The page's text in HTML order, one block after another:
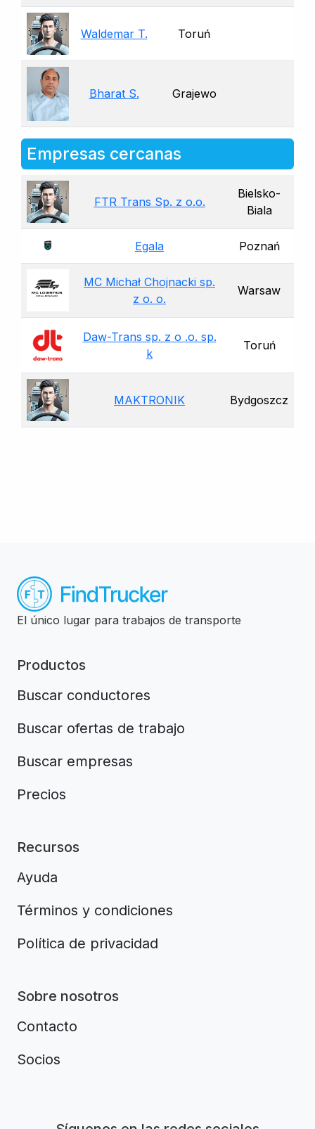
Waldemar T. Toruń
Bharat S. Grajewo
Empresas cercanas
FTR Trans Sp. z o.o.
Bielsko-
Biala
Egala Poznań
MC Michał Chojnacki sp.
z o. o.
Warsaw
Daw-Trans sp. z o .o. sp.
k
Toruń
MAKTRONIK Bydgoszcz
El único lugar para trabajos de transporte
Productos
Buscar conductores
Buscar ofertas de trabajo
Buscar empresas
Precios
Recursos
Ayuda
Términos y condiciones
Política de privacidad
Sobre nosotros
Contacto
Socios